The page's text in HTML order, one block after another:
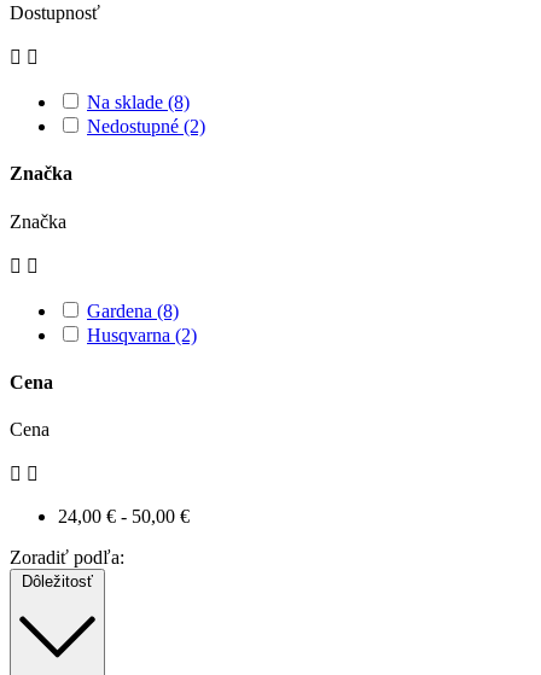
Dostupnosť
 
Na sklade (8)
Nedostupné (2)
Značka
Značka
 
Gardena (8)
Husqvarna (2)
Cena
Cena
 
24,00 € - 50,00 €
Zoradiť podľa:
Dôležitosť